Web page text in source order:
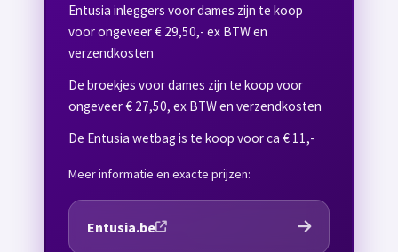
Entusia inleggers voor dames zijn te koop
voor ongeveer € 29,50,- ex BTW en
verzendkosten
De broekjes voor dames zijn te koop voor
ongeveer € 27,50, ex BTW en verzendkosten
De Entusia wetbag is te koop voor ca € 11,-
Meer informatie en exacte prijzen:
Entusia.be